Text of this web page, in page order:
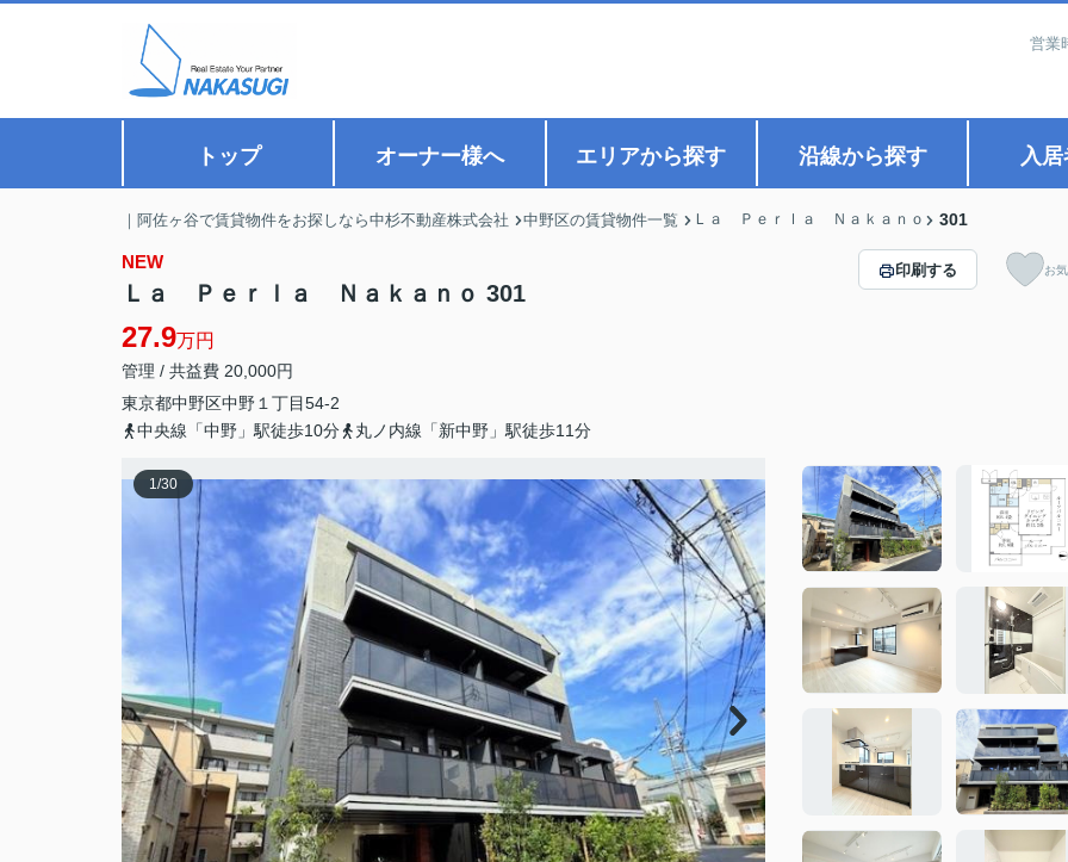
営業
トップ オーナー様へ エリアから探す 沿線から探す 入
｜阿佐ヶ谷で賃貸物件をお探しなら中杉不動産株式会社 中野区の賃貸物件一覧 Ｌａ Ｐｅｒｌａ Ｎａｋａｎｏ 301
NEW
Ｌａ Ｐｅｒｌａ Ｎａｋａｎｏ 301
27.9万円
管理 / 共益費 20,000円
東京都中野区中野 １丁目54-2
中央線「中野」駅徒歩10分
丸ノ内線「新中野」駅徒歩11分
印刷する お
1/30